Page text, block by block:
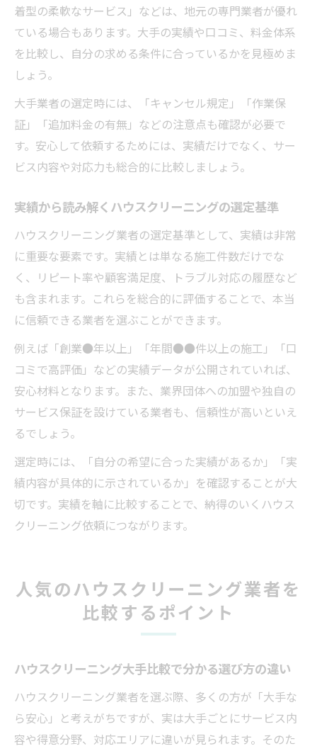
着型の柔軟なサービス」などは、地元の専門業者が優れ
ている場合もあります。大手の実績や口コミ、料金体系
を比較し、自分の求める条件に合っているかを見極めま
しょう。
大手業者の選定時には、「キャンセル規定」「作業保
証」「追加料金の有無」などの注意点も確認が必要で
す。安心して依頼するためには、実績だけでなく、サー
ビス内容や対応力も総合的に比較しましょう。
実績から読み解くハウスクリーニングの選定基準
ハウスクリーニング業者の選定基準として、実績は非常
に重要な要素です。実績とは単なる施工件数だけでな
く、リピート率や顧客満足度、トラブル対応の履歴など
も含まれます。これらを総合的に評価することで、本当
に信頼できる業者を選ぶことができます。
例えば「創業●年以上」「年間●●件以上の施工」「口
コミで高評価」などの実績データが公開されていれば、
安心材料となります。また、業界団体への加盟や独自の
サービス保証を設けている業者も、信頼性が高いといえ
るでしょう。
選定時には、「自分の希望に合った実績があるか」「実
績内容が具体的に示されているか」を確認することが大
切です。実績を軸に比較することで、納得のいくハウス
クリーニング依頼につながります。
人気のハウスクリーニング業者を
比較するポイント
ハウスクリーニング大手比較で分かる選び方の違い
ハウスクリーニング業者を選ぶ際、多くの方が「大手な
ら安心」と考えがちですが、実は大手ごとにサービス内
容や得意分野、対応エリアに違いが見られます。そのた